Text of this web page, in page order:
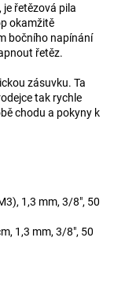
řetězová pila
okamžitě
bočního napínání
řetěz.
zásuvku. Ta
tak rychle
chodu a pokyny k
1,3 mm, 3/8", 50
1,3 mm, 3/8", 50